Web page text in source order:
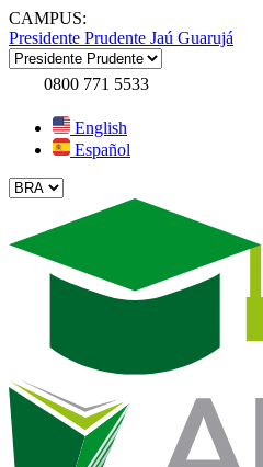
CAMPUS:
Presidente Prudente Jaú Guarujá
0800 771 5533
English
Español